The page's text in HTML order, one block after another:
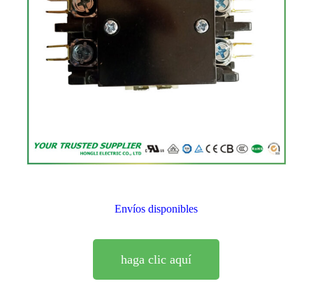
Envíos disponibles
haga clic aquí